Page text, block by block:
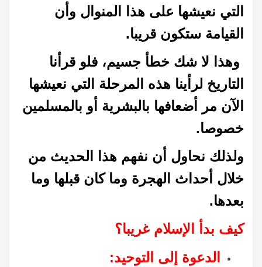
التي نعيشها على هذا المنوال وأن
القيامة ستكون قريبا.
وهذا لا شك خطأ جسيم، فلو قرأنا
التاريخ لرأينا هذه المرحلة التي نعيشها
الآن مر أضعافها بالبشرية أو بالمسلمين
خصوصا.
ولذلك نحاول أن نفهم هذا الحديث من
خلال أحداث الهجرة وما كان قبلها وما
بعدها.
كيف بدأ الإسلام غريبا؟
الدعوة إلى التوحيد: